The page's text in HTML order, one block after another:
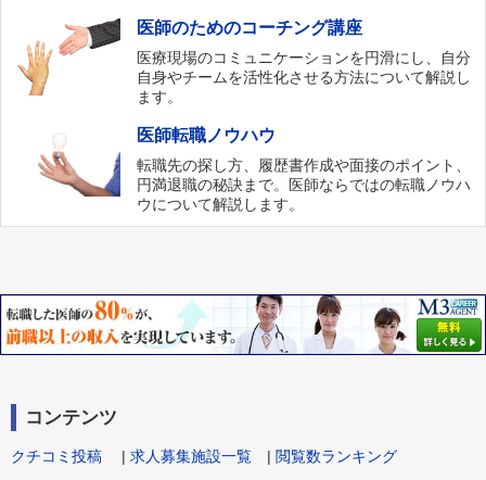
医師のためのコーチング講座
医療現場のコミュニケーションを円滑にし、自分
自身やチームを活性化させる方法について解説し
ます。
医師転職ノウハウ
転職先の探し方、履歴書作成や面接のポイント、
円満退職の秘訣まで。医師ならではの転職ノウハ
ウについて解説します。
コンテンツ
クチコミ投稿 | 求人募集施設一覧 | 閲覧数ランキング